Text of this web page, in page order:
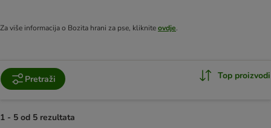
Za više informacija o Bozita hrani za pse, klikniteovdje.
Pretraži Top proizvodi
1 - 5 od 5 rezultata